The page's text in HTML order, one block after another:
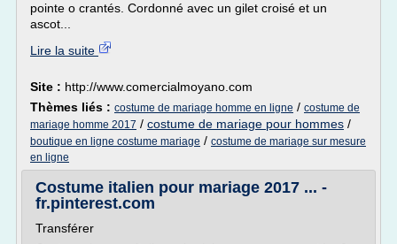
pointe o crantés. Cordonné avec un gilet croisé et un
ascot...
Lire la suite
Site : http://www.comercialmoyano.com
Thèmes liés : costume de mariage homme en ligne / costume de
mariage homme 2017 / costume de mariage pour hommes /
boutique en ligne costume mariage / costume de mariage sur mesure
en ligne
Costume italien pour mariage 2017 ... -
fr.pinterest.com
Transférer